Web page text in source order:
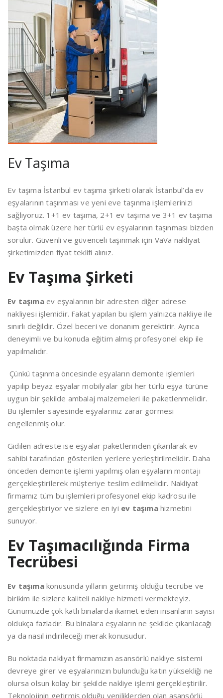
Ev Taşıma
Ev taşıma İstanbul ev taşıma şirketi olarak İstanbul’da ev
eşyalarının taşınması ve yeni eve taşınma işlemlerinizi
sağlıyoruz. 1+1 ev taşıma, 2+1 ev taşıma ve 3+1 ev taşıma
başta olmak üzere her türlü ev eşyalarının taşınması bizden
sorulur. Güvenli ve güvenceli taşınmak için VaVa nakliyat
şirketimizden fiyat teklifi alınız.
Ev Taşıma Şirketi
Ev taşıma ev eşyalarının bir adresten diğer adrese
nakliyesi işlemidir. Fakat yapılan bu işlem yalnızca nakliye ile
sınırlı değildir. Özel beceri ve donanım gerektirir. Ayrıca
deneyimli ve bu konuda eğitim almış profesyonel ekip ile
yapılmalıdır.
Çünkü taşınma öncesinde eşyaların demonte işlemleri
yapılıp beyaz eşyalar mobilyalar gibi her türlü eşya türüne
uygun bir şekilde ambalaj malzemeleri ile paketlenmelidir.
Bu işlemler sayesinde eşyalarınız zarar görmesi
engellenmiş olur.
Gidilen adreste ise eşyalar paketlerinden çıkarılarak ev
sahibi tarafından gösterilen yerlere yerleştirilmelidir. Daha
önceden demonte işlemi yapılmış olan eşyaların montajı
gerçekleştirilerek müşteriye teslim edilmelidir. Nakliyat
firmamız tüm bu işlemleri profesyonel ekip kadrosu ile
gerçekleştiriyor ve sizlere en iyi ev taşımahizmetini
sunuyor.
Ev Taşımacılığında Firma
Tecrübesi
Ev taşıma konusunda yılların getirmiş olduğu tecrübe ve
birikim ile sizlere kaliteli nakliye hizmeti vermekteyiz.
Günümüzde çok katlı binalarda ikamet eden insanların sayısı
oldukça fazladır. Bu binalara eşyaların ne şekilde çıkarılacağı
ya da nasıl indirileceği merak konusudur.
Bu noktada nakliyat firmamızın asansörlü nakliye sistemi
devreye girer ve eşyalarınızın bulunduğu katın yüksekliği ne
olursa olsun kolay bir şekilde nakliye işlemi gerçekleştirilir.
Teknolojinin getirmiş olduğu yeniliklerden olan asansörlü